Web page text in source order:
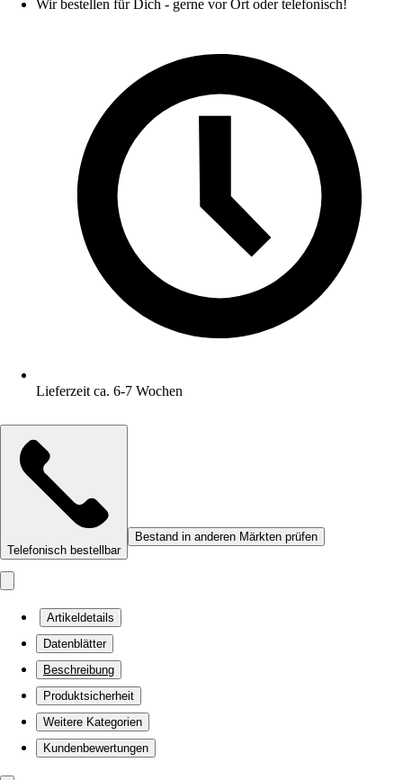
Wir bestellen für Dich - gerne vor Ort oder telefonisch!
Lieferzeit ca. 6-7 Wochen
Telefonisch bestellbar
Bestand in anderen Märkten prüfen
Artikeldetails
Datenblätter
Beschreibung
Produktsicherheit
Weitere Kategorien
Kundenbewertungen